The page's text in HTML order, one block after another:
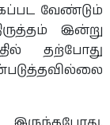
வேண்டும்
இன்று
தற்போது